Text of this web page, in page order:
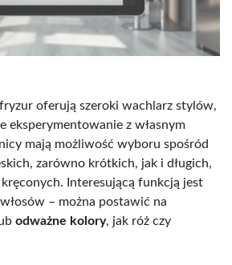
oferują szeroki wachlarz stylów,
eksperymentowanie z własnym
mają możliwość wyboru spośród
zarówno krótkich, jak i długich,
Interesującą funkcją jest
– można postawić na
odważne kolory, jak róż czy